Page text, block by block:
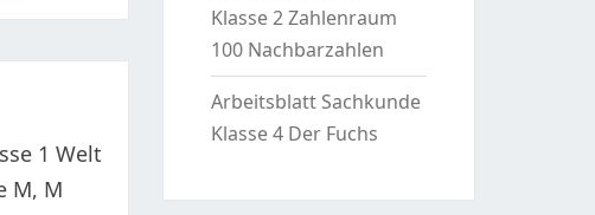
1 Welt
M, M
Klasse 2 Zahlenraum
100 Nachbarzahlen
Arbeitsblatt Sachkunde
Klasse 4 Der Fuchs